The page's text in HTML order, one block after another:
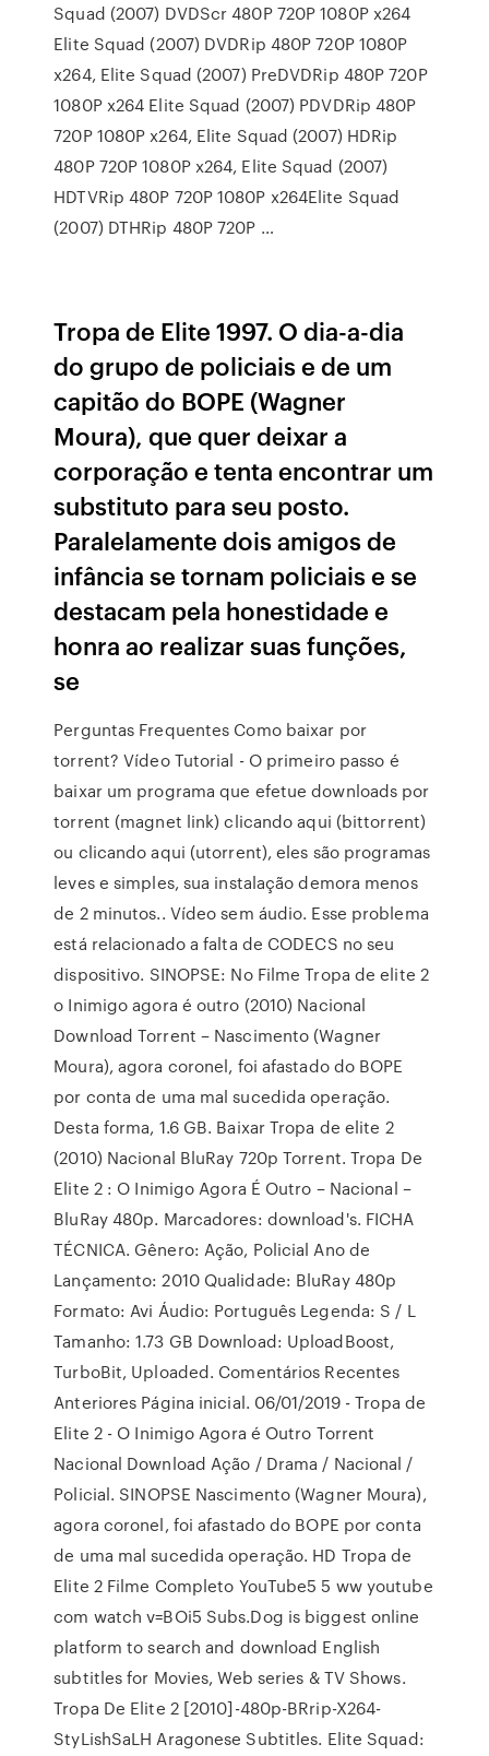
Squad (2007) DVDScr 480P 720P 1080P x264
Elite Squad (2007) DVDRip 480P 720P 1080P
x264, Elite Squad (2007) PreDVDRip 480P 720P
1080P x264 Elite Squad (2007) PDVDRip 480P
720P 1080P x264, Elite Squad (2007) HDRip
480P 720P 1080P x264, Elite Squad (2007)
HDTVRip 480P 720P 1080P x264Elite Squad
(2007) DTHRip 480P 720P …
Tropa de Elite 1997. O dia-a-dia
do grupo de policiais e de um
capitão do BOPE (Wagner
Moura), que quer deixar a
corporação e tenta encontrar um
substituto para seu posto.
Paralelamente dois amigos de
infância se tornam policiais e se
destacam pela honestidade e
honra ao realizar suas funções,
se
Perguntas Frequentes Como baixar por
torrent? Vídeo Tutorial - O primeiro passo é
baixar um programa que efetue downloads por
torrent (magnet link) clicando aqui (bittorrent)
ou clicando aqui (utorrent), eles são programas
leves e simples, sua instalação demora menos
de 2 minutos.. Vídeo sem áudio. Esse problema
está relacionado a falta de CODECS no seu
dispositivo. SINOPSE: No Filme Tropa de elite 2
o Inimigo agora é outro (2010) Nacional
Download Torrent – Nascimento (Wagner
Moura), agora coronel, foi afastado do BOPE
por conta de uma mal sucedida operação.
Desta forma, 1.6 GB. Baixar Tropa de elite 2
(2010) Nacional BluRay 720p Torrent. Tropa De
Elite 2 : O Inimigo Agora É Outro – Nacional –
BluRay 480p. Marcadores: download's. FICHA
TÉCNICA. Gênero: Ação, Policial Ano de
Lançamento: 2010 Qualidade: BluRay 480p
Formato: Avi Áudio: Português Legenda: S / L
Tamanho: 1.73 GB Download: UploadBoost,
TurboBit, Uploaded. Comentários Recentes
Anteriores Página inicial. 06/01/2019 - Tropa de
Elite 2 - O Inimigo Agora é Outro Torrent
Nacional Download Ação / Drama / Nacional /
Policial. SINOPSE Nascimento (Wagner Moura),
agora coronel, foi afastado do BOPE por conta
de uma mal sucedida operação. HD Tropa de
Elite 2 Filme Completo YouTube5 5 ww youtube
com watch v=BOi5 Subs.Dog is biggest online
platform to search and download English
subtitles for Movies, Web series & TV Shows.
Tropa De Elite 2 [2010]-480p-BRrip-X264-
StyLishSaLH Aragonese Subtitles. Elite Squad: